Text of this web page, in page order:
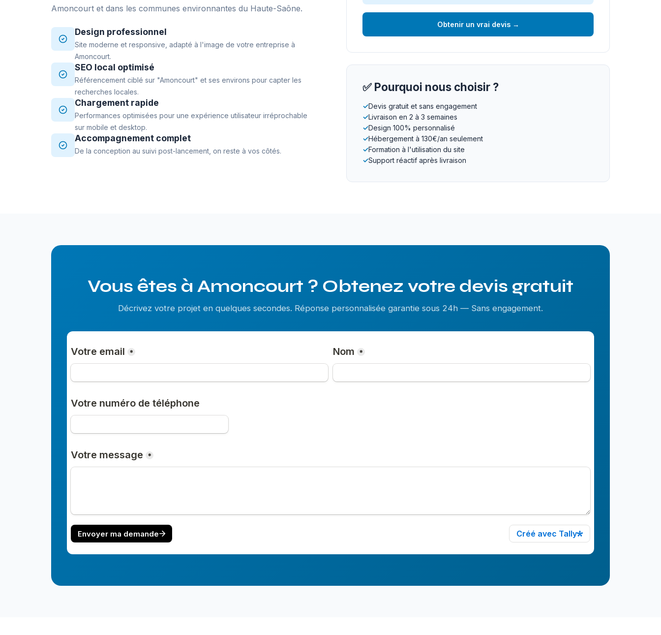
Amoncourt et dans les communes environnantes du Haute-Saône.
Design professionnel
Site moderne et responsive, adapté à l'image de votre entreprise à
Amoncourt.
SEO local optimisé
Référencement ciblé sur "Amoncourt" et ses environs pour capter les
recherches locales.
Chargement rapide
Performances optimisées pour une expérience utilisateur irréprochable
sur mobile et desktop.
Accompagnement complet
De la conception au suivi post-lancement, on reste à vos côtés.
Obtenir un vrai devis →
✅ Pourquoi nous choisir ?
✓Devis gratuit et sans engagement
✓Livraison en 2 à 3 semaines
✓Design 100% personnalisé
✓Hébergement à 130€/an seulement
✓Formation à l'utilisation du site
✓Support réactif après livraison
Vous êtes à Amoncourt ? Obtenez votre devis gratuit
Décrivez votre projet en quelques secondes. Réponse personnalisée garantie sous 24h — Sans engagement.